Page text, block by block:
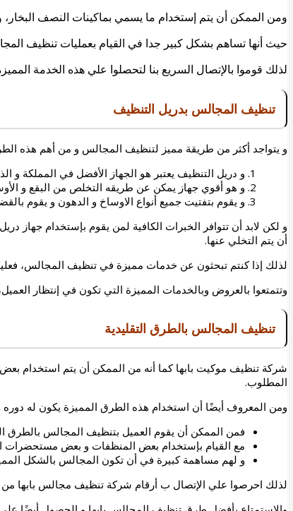
ومن الممكن أن يتم إستخدام ما يسمي بماكينات النصف البخار،
حيث أنها تساهم بشكل كبير جدا في القيام بعمليات تنظيف
لذلك قوموا بالإتصال السريع بنا لتحصلوا علي هذه الخدمة
تنظيف المجالس بدريل التنظيف
و يتواجد أكثر من طريقة مميز لتنظيف المجالس و من أهم هذه
و دريل التنظيف يعتبر هو الجهاز الأفضل في
و هو أقوي جهاز يمكن عن طريقه التخلص من البقع و
و يقوم بتفتيت جميع أنواع الاوساخ و الدهون و يقوم
و لكن لابد أن تتوافر الخبرات الكافية لمن يقوم بإستخدام جهاز
أن يتم التخلي عنها.
لذلك إذا كنتم تبحثون عن خدمات مميزة في تنظيف المجالس،
وتتمتعوا بالعروض وبالخدمات المميزة التي تكون في إنتظار
تنظيف المجالس بالطرق التقليدية
شركة تنظيف موكيت بابهاكما أنه من الممكن أن يتم استخدام
المطلوب.
ومن المعروف أيضًا أن استخدام هذه الطرق المميزة يكون له دوره
فمن الممكن أن يقوم العميل بتنظيف المجالس بالطرق
مع القيام بإستخدام بعض المنظفات و بعض مستحضرات
و لهم مساهمة كبيرة في أن تكون المجالس بالشكل
لذلك احرصوا علي الإتصال ب أرقام شركة تنظيف مجالس بابها